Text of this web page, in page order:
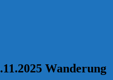
Wanderung